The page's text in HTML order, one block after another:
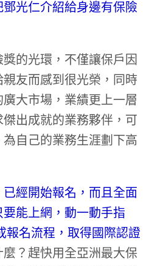
光仁介紹給身邊有保險
的光環，不僅讓保戶因
友而感到很光榮，同時
大市場，業績更上一層
出成就的業務夥伴，可
自己的業務生涯劃下高
經開始報名，而且全面
能上網，動一動手指
報名流程，取得國際認證
麼？趕快用全亞洲最大保